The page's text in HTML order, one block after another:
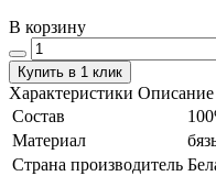
В корзину
Купить в 1 клик
Характеристики Описание
Состав
Материал
Страна производитель